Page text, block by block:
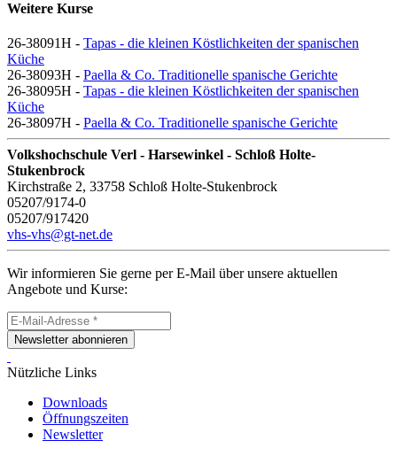
Weitere Kurse
26-38091H - Tapas - die kleinen Köstlichkeiten der spanischen
Küche
26-38093H - Paella & Co. Traditionelle spanische Gerichte
26-38095H - Tapas - die kleinen Köstlichkeiten der spanischen
Küche
26-38097H - Paella & Co. Traditionelle spanische Gerichte
Volkshochschule Verl - Harsewinkel - Schloß Holte-
Stukenbrock
Kirchstraße 2, 33758 Schloß Holte-Stukenbrock
05207/9174-0
05207/917420
vhs-vhs@gt-net.de
Wir informieren Sie gerne per E-Mail über unsere aktuellen
Angebote und Kurse:
Newsletter abonnieren
Nützliche Links
Downloads
Öffnungszeiten
Newsletter